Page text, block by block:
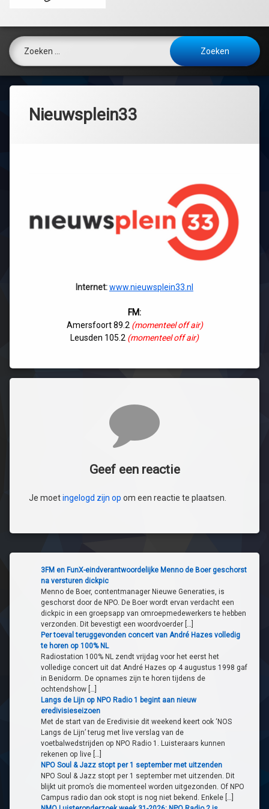
Zoeken naar:
Nieuwsplein33
Internet:www.nieuwsplein33.nl
FM:
Amersfoort 89.2 (momenteel off air)
Leusden 105.2 (momenteel off air)
Geef een reactie
Je moetingelogd zijn op om een reactie te plaatsen.
3FM en FunX-eindverantwoordelijke Menno de Boer geschorst
na versturen dickpic
Menno de Boer, contentmanager Nieuwe Generaties, is
geschorst door de NPO. De Boer wordt ervan verdacht een
dickpic in een groepsapp van omroepmedewerkers te hebben
verzonden. Dit bevestigt een woordvoerder […]
Per toeval teruggevonden concert van André Hazes volledig
te horen op 100% NL
Radiostation 100% NL zendt vrijdag voor het eerst het
volledige concert uit dat André Hazes op 4 augustus 1998 gaf
in Benidorm. De opnames zijn te horen tijdens de
ochtendshow […]
Langs de Lijn op NPO Radio 1 begint aan nieuw
eredivisieseizoen
Met de start van de Eredivisie dit weekend keert ook ‘NOS
Langs de Lijn’ terug met live verslag van de
voetbalwedstrijden op NPO Radio 1. Luisteraars kunnen
rekenen op live […]
NPO Soul & Jazz stopt per 1 september met uitzenden
NPO Soul & Jazz stopt per 1 september met uitzenden. Dit
blijkt uit promo’s die momenteel worden uitgezonden. Of NPO
Campus radio dan ook stopt is nog niet bekend. Enkele […]